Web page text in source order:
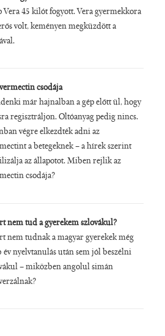
Vera 45 kilót fogyott. Vera gyermekkora
volt, keményen megküzdött a
csodája
már hajnalban a gép előtt ül, hogy
regisztráljon. Oltóanyag pedig nincs.
végre elkezdték adni az
a betegeknek – a hírek szerint
az állapotot. Miben rejlik az
csodája?
nem tud a gyerekem szlovákul?
nem tudnak a magyar gyerekek még
év nyelvtanulás után sem jól beszélni
– miközben angolul simán